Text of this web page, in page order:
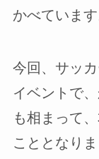
かべています
今回、サッ
イベントで
も相まって
こととなり